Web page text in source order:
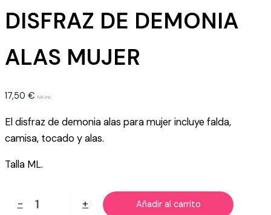
DISFRAZ DE DEMONIA
ALAS MUJER
17,50 € IVA inc.
El disfraz de demonia alas para mujer incluye falda,
camisa, tocado y alas.
Talla ML.
-
DISFRAZ
+ Añadir al carrito